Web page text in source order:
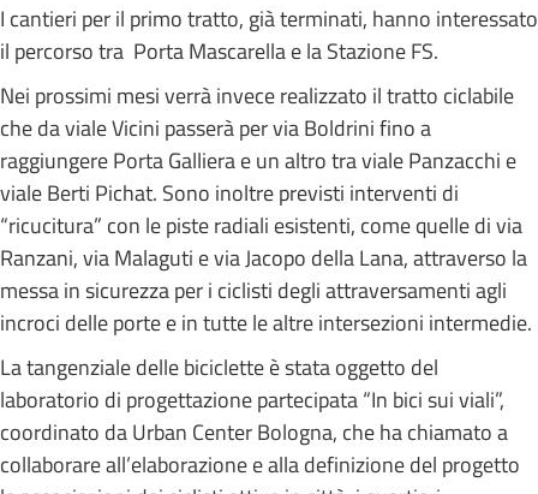
I cantieri per il primo tratto, già terminati, hanno interessato
il percorso tra Porta Mascarella e la Stazione FS.
Nei prossimi mesi verrà invece realizzato il tratto ciclabile
che da viale Vicini passerà per via Boldrini fino a
raggiungere Porta Galliera e un altro tra viale Panzacchi e
viale Berti Pichat. Sono inoltre previsti interventi di
“ricucitura” con le piste radiali esistenti, come quelle di via
Ranzani, via Malaguti e via Jacopo della Lana, attraverso la
messa in sicurezza per i ciclisti degli attraversamenti agli
incroci delle porte e in tutte le altre intersezioni intermedie.
La tangenziale delle biciclette è stata oggetto del
laboratorio di progettazione partecipata “In bici sui viali”,
coordinato da Urban Center Bologna, che ha chiamato a
collaborare all’elaborazione e alla definizione del progetto